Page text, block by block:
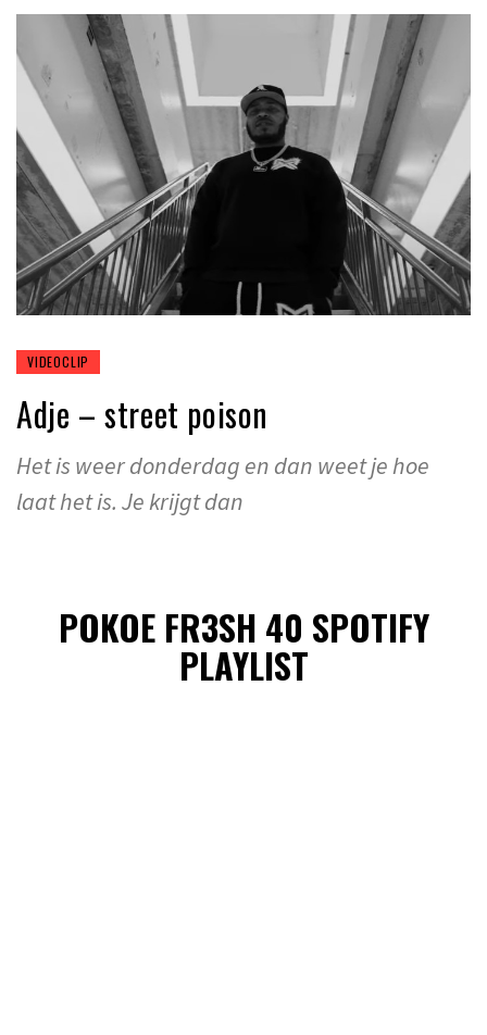
VIDEOCLIP
Adje – street poison
Het is weer donderdag en dan weet je hoe
laat het is. Je krijgt dan
POKOE FR3SH 40 SPOTIFY
PLAYLIST